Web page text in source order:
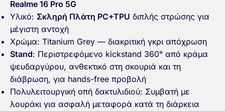
Realme 16 Pro 5G
Υλικό: Σκληρή Πλάτη PC+TPU διπλής στρώσης για
μέγιστη αντοχή
Χρώμα: Titanium Grey — διακριτική γκρι απόχρωση
Stand: Περιστρεφόμενο kickstand 360° από κράμα
ψευδαργύρου, ανθεκτικό στη σκουριά και τη
διάβρωση, για hands-free προβολή
Πολυλειτουργική οπή δακτυλιδιού: Συμβατή με
λουράκι για ασφαλή μεταφορά κατά τη διάρκεια